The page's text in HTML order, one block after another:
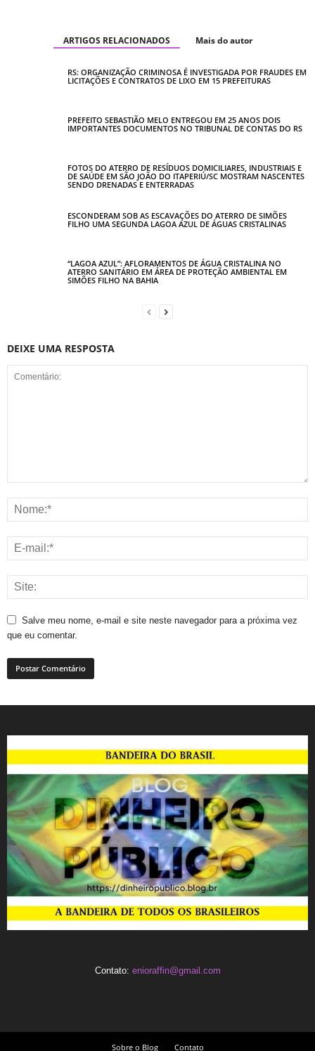
ARTIGOS RELACIONADOS Mais do autor
RS: ORGANIZAÇÃO CRIMINOSA É INVESTIGADA POR FRAUDES EM
LICITAÇÕES E CONTRATOS DE LIXO EM 15 PREFEITURAS
PREFEITO SEBASTIÃO MELO ENTREGOU EM 25 ANOS DOIS
IMPORTANTES DOCUMENTOS NO TRIBUNAL DE CONTAS DO RS
FOTOS DO ATERRO DE RESÍDUOS DOMICILIARES, INDUSTRIAIS E
DE SAÚDE EM SÃO JOÃO DO ITAPERIÚ/SC MOSTRAM NASCENTES
SENDO DRENADAS E ENTERRADAS
ESCONDERAM SOB AS ESCAVAÇÕES DO ATERRO DE SIMÕES
FILHO UMA SEGUNDA LAGOA AZUL DE ÁGUAS CRISTALINAS
“LAGOA AZUL”: AFLORAMENTOS DE ÁGUA CRISTALINA NO
ATERRO SANITÁRIO EM ÁREA DE PROTEÇÃO AMBIENTAL EM
SIMÕES FILHO NA BAHIA
DEIXE UMA RESPOSTA
Salve meu nome, e-mail e site neste navegador para a próxima vez
que eu comentar.
Contato: enioraffin@gmail.com
Sobre o Blog Contato